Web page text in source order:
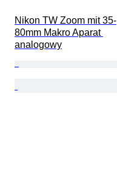
Nikon TW Zoom mit 35-
80mm Makro Aparat
analogowy